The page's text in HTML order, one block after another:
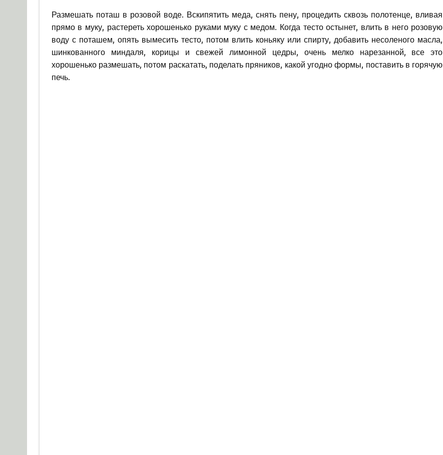
Размешать поташ в розовой воде. Вскипятить меда, снять пену, процедить сквозь полотенце, вливая
прямо в муку, растереть хорошенько руками муку с медом. Когда тесто остынет, влить в него розовую
воду с поташем, опять вымесить тесто, потом влить коньяку или спирту, добавить несоленого масла,
шинкованного миндаля, корицы и свежей лимонной цедры, очень мелко нарезанной, все это
хорошенько размешать, потом раскатать, поделать пряников, какой угодно формы, поставить в горячую
печь.